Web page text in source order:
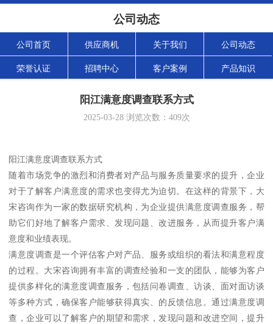
公司动态
公司首页 供应商机 关于我们 公司动态
荣誉认证 招聘中心 客户案例 产品知识
阳江满意度调查联系方式
2025-03-28浏览次数： 409次
阳江满意度调查联系方式
随着市场竞争的激烈和消费者对产品与服务质量要求的提升，企业
对于了解客户满意度的需求也变得尤为迫切。在这样的背景下，大
宋咨询作为一家的数据研究机构，为企业提供满意度调查服务，帮
助它们好地了解客户需求、发现问题、改进服务，从而提升客户满
意度和业绩表现。
满意度调查是一个评估客户对产品、服务或组织的看法和满意程度
的过程。大宋咨询拥有丰富的调查经验和一支的团队，能够为客户
提供多样化的满意度调查服务，包括问卷调查、访谈、面对面访谈
等多种方式，确保客户能够获得真实、的反馈信息。通过满意度调
查，企业可以了解客户的期望和需求，发现问题和改进空间，提升